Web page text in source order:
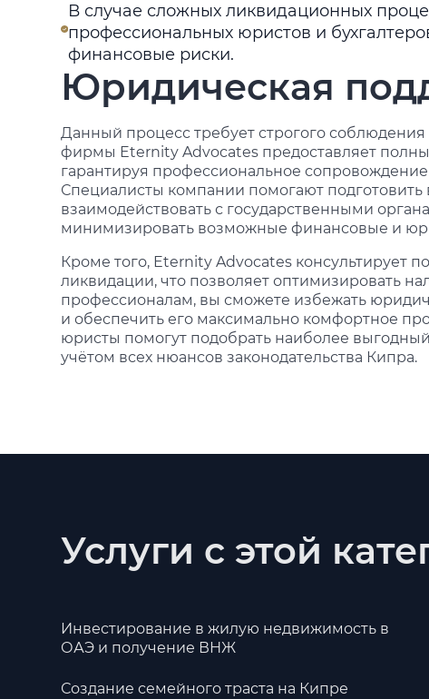
В случае сложных ликвидационных
профессиональных юристов и
финансовые риски.
Юридическая
Данный процесс требует строгого
фирмы Eternity Advocates предоставляет
гарантируя профессиональное
Специалисты компании помогают
взаимодействовать с государственными
минимизировать возможные финансовые и
Кроме того, Eternity Advocates консультирует
ликвидации, что позволяет оптимизировать
профессионалам, вы сможете избежать
и обеспечить его максимально комфортное
юристы помогут подобрать наиболее
учётом всех нюансов законодательства Кипра.
Услуги с этой
Инвестирование в жилую недвижимость в
ОАЭ и получение ВНЖ
Создание семейного траста на Кипре